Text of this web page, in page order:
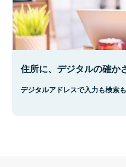
住所に、デジタルの確か
デジタルアドレスで入力も検索も